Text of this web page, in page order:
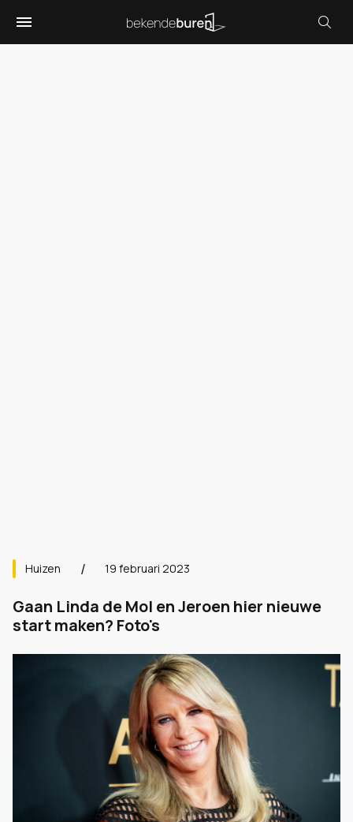
Huizen 19 februari 2023
Gaan Linda de Mol en Jeroen hier nieuwe
start maken? Foto's